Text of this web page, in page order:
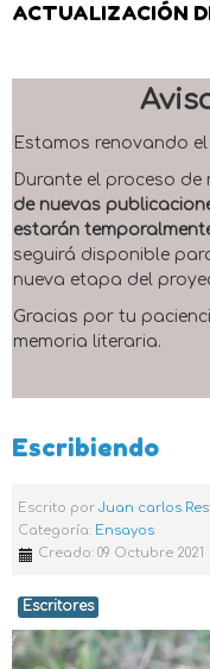
ACTUALIZACIÓN
Estamos renovando el
Durante el proceso de
de nuevas
estarán
seguirá disponible
nueva etapa del
Gracias por tu
memoria literaria.
Escribiendo
Escrito por Juan carlos
Categoría: Ensayos
Creado: 09 Octubre 2021
Escritores